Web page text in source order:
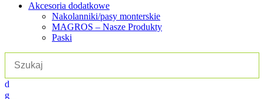
Akcesoria dodatkowe
Nakolanniki/pasy monterskie
MAGROS – Nasze Produkty
Paski